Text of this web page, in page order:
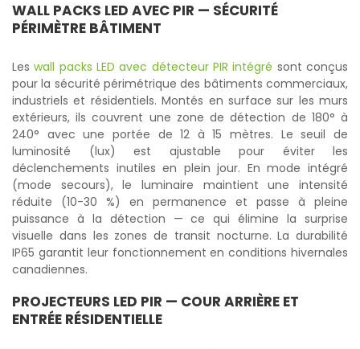
WALL PACKS LED AVEC PIR — SÉCURITÉ
PÉRIMÈTRE BÂTIMENT
Leswall packs LED avec détecteur PIR intégré sont conçus
pour la sécurité périmétrique des bâtiments commerciaux,
industriels et résidentiels. Montés en surface sur les murs
extérieurs, ils couvrent une zone de détection de 180° à
240° avec une portée de 12 à 15 mètres. Le seuil de
luminosité (lux) est ajustable pour éviter les
déclenchements inutiles en plein jour. En mode intégré
(mode secours), le luminaire maintient une intensité
réduite (10-30 %) en permanence et passe à pleine
puissance à la détection — ce qui élimine la surprise
visuelle dans les zones de transit nocturne. La durabilité
IP65 garantit leur fonctionnement en conditions hivernales
canadiennes.
PROJECTEURS LED PIR — COUR ARRIÈRE ET
ENTRÉE RÉSIDENTIELLE